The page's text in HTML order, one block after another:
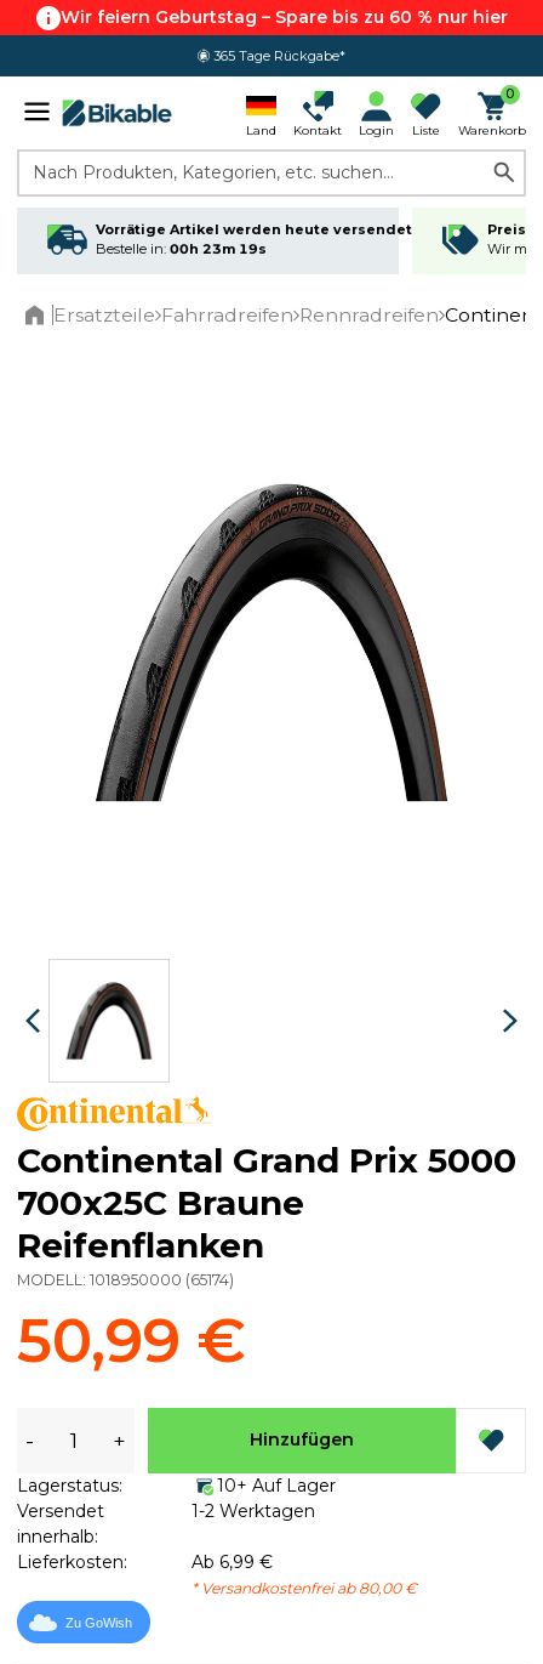
Wir feiern Geburtstag – Spare bis zu 60 % nur hier
365 Tage Rückgabe*
Land Kontakt Login Liste
0
Warenkorb
Nach Produkten, Kategorien, etc. suchen...
Vorrätige Artikel werden heute versendet
Bestelle in: 00h 23m 18s
Wir
Ersatzteile Fahrradreifen Rennradreifen
Continental Grand Prix 5000
700x25C Braune
Reifenflanken
MODELL: 1018950000 (65174)
50,99 €
- + Hinzufügen
Lagerstatus:
10+ Auf Lager
Versendet
innerhalb:
1-2 Werktagen
Lieferkosten: Ab 6,99 €
* Versandkostenfrei ab 80,00 €
Zu GoWish